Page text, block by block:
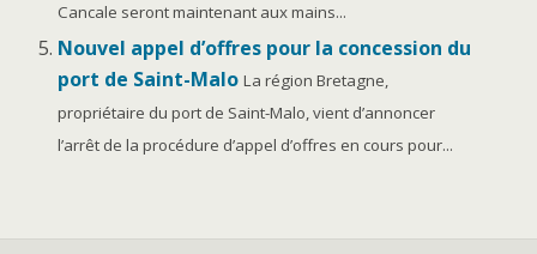
Cancale seront maintenant aux mains...
Nouvel appel d’offres pour la concession du
port de Saint-Malo La région Bretagne,
propriétaire du port de Saint-Malo, vient d’annoncer
l’arrêt de la procédure d’appel d’offres en cours pour...